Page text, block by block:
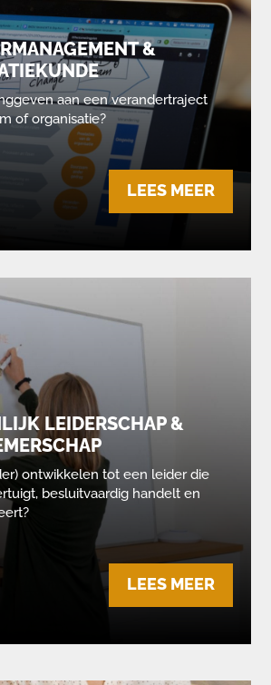
&
aan een verandertraject
of organisatie?
LEES MEER
LEIDERSCHAP &
ontwikkelen tot een leider die
besluitvaardig handelt en
LEES MEER